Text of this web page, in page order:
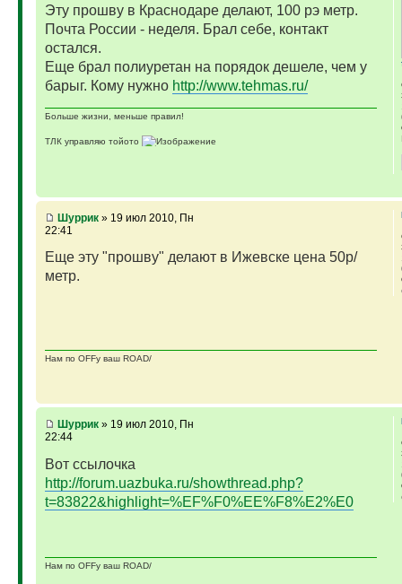
Эту прошву в Краснодаре делают, 100 рэ метр.
Почта России - неделя. Брал себе, контакт
остался.
Еще брал полиуретан на порядок дешеле, чем у
барыг. Кому нужно http://www.tehmas.ru/
Больше жизни, меньше правил!
ТЛК управляю тойото
Шуррик» 19 июл 2010, Пн
22:41
Еще эту "прошву" делают в Ижевске цена 50р/
метр.
Нам по OFFу ваш ROAD/
Шуррик» 19 июл 2010, Пн
22:44
Вот ссылочка
http://forum.uazbuka.ru/showthread.php?
t=83822&highlight=%EF%F0%EE%F8%E2%E0
Нам по OFFу ваш ROAD/